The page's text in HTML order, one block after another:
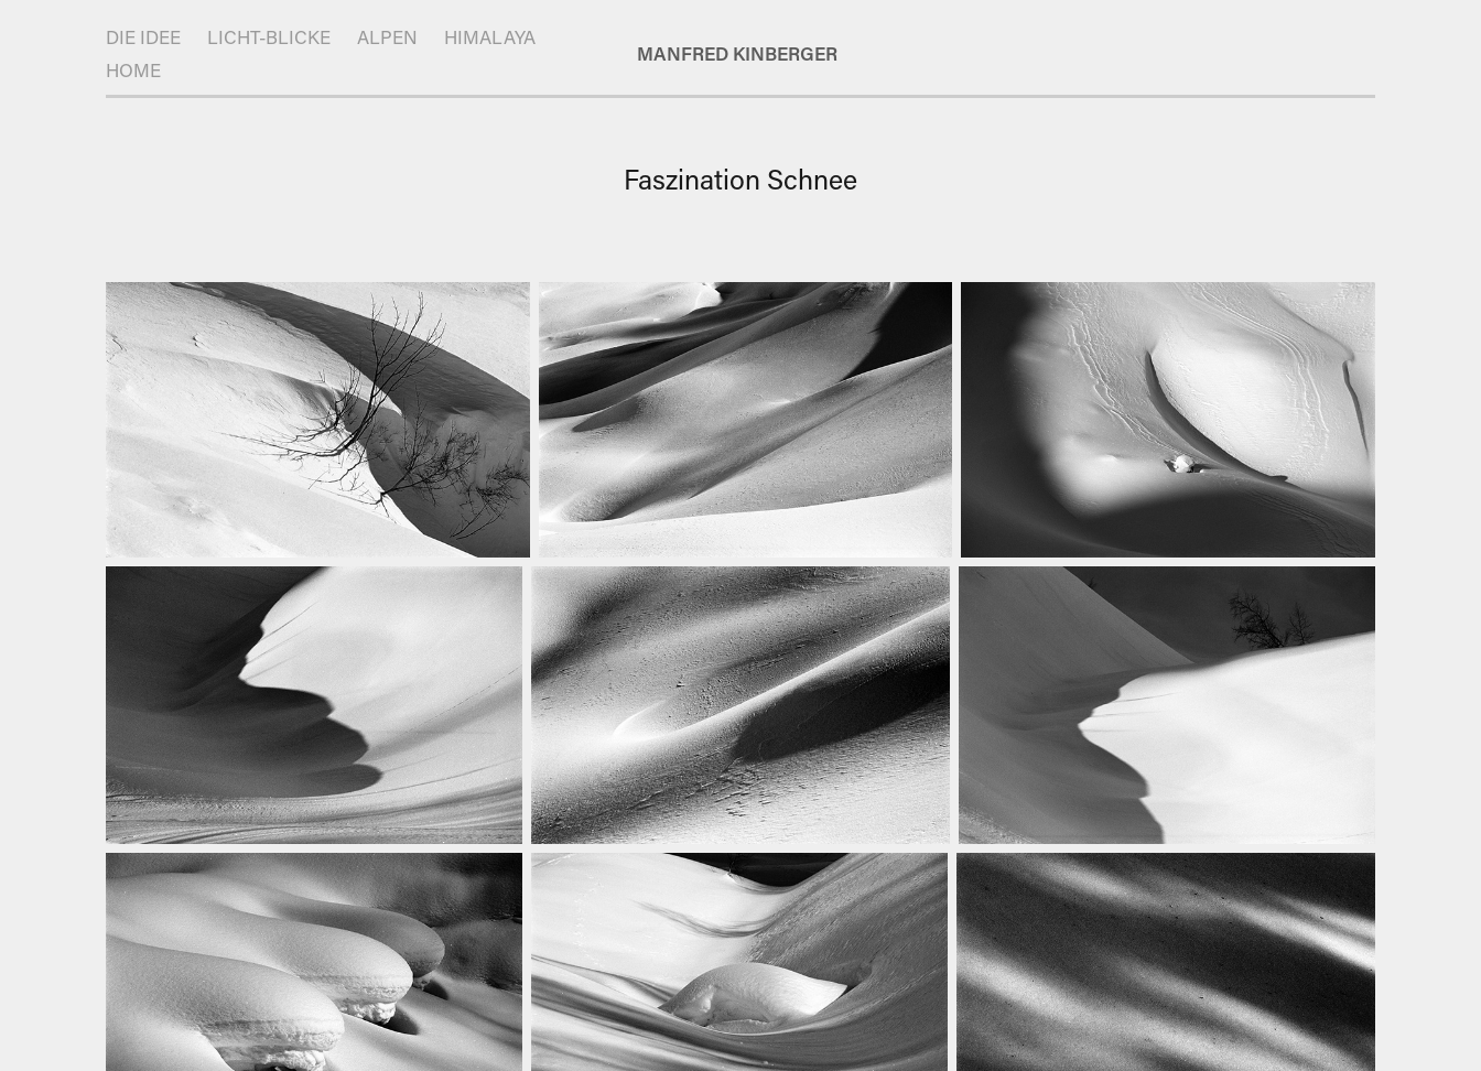
DIE IDEE LICHT-BLICKE ALPEN
HIMALAYA
HOME
MANFRED KINBERGER
Faszination Schnee